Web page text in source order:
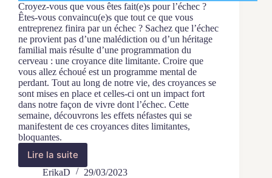
Croyez-vous que vous êtes fait(e)s pour l’échec ?
Êtes-vous convaincu(e)s que tout ce que vous
entreprenez finira par un échec ? Sachez que l’échec
ne provient pas d’une malédiction ou d’un héritage
familial mais résulte d’une programmation du
cerveau : une croyance dite limitante. Croire que
vous allez échoué est un programme mental de
perdant. Tout au long de notre vie, des croyances se
sont mises en place et celles-ci ont un impact fort
dans notre façon de vivre dont l’échec. Cette
semaine, découvrons les effets néfastes qui se
manifestent de ces croyances dites limitantes,
bloquantes.
Lire la suite
Comment
se
ErikaD 29/03/2023